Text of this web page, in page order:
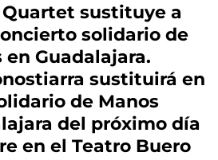
sustituye a
solidario de
en Guadalajara.
sustituirá en
de Manos
del próximo día
en el Teatro Buero